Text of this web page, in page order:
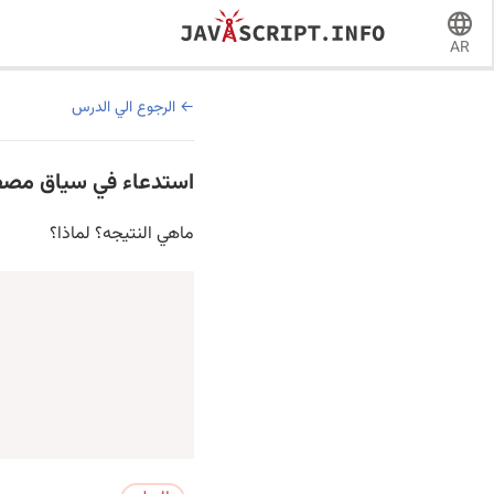
AR
الرجوع الي الدرس
استدعاء في سياق
ماهي النتيجه؟ لماذا؟